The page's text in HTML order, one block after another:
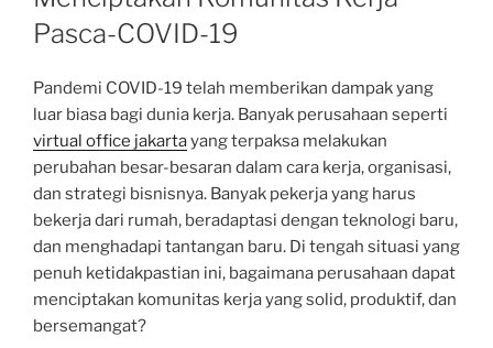
Pasca-COVID-19
Pandemi COVID-19 telah memberikan dampak yang
luar biasa bagi dunia kerja. Banyak perusahaan seperti
virtual office jakartayang terpaksa melakukan
perubahan besar-besaran dalam cara kerja, organisasi,
dan strategi bisnisnya. Banyak pekerja yang harus
bekerja dari rumah, beradaptasi dengan teknologi baru,
dan menghadapi tantangan baru. Di tengah situasi yang
penuh ketidakpastian ini, bagaimana perusahaan dapat
menciptakan komunitas kerja yang solid, produktif, dan
bersemangat?